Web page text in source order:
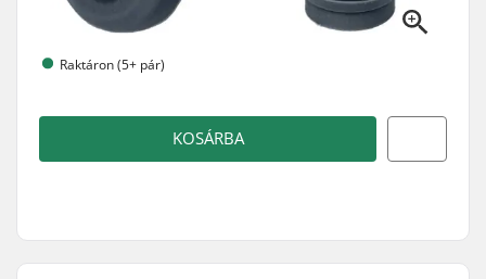
Raktáron (5+ pár)
KOSÁRBA